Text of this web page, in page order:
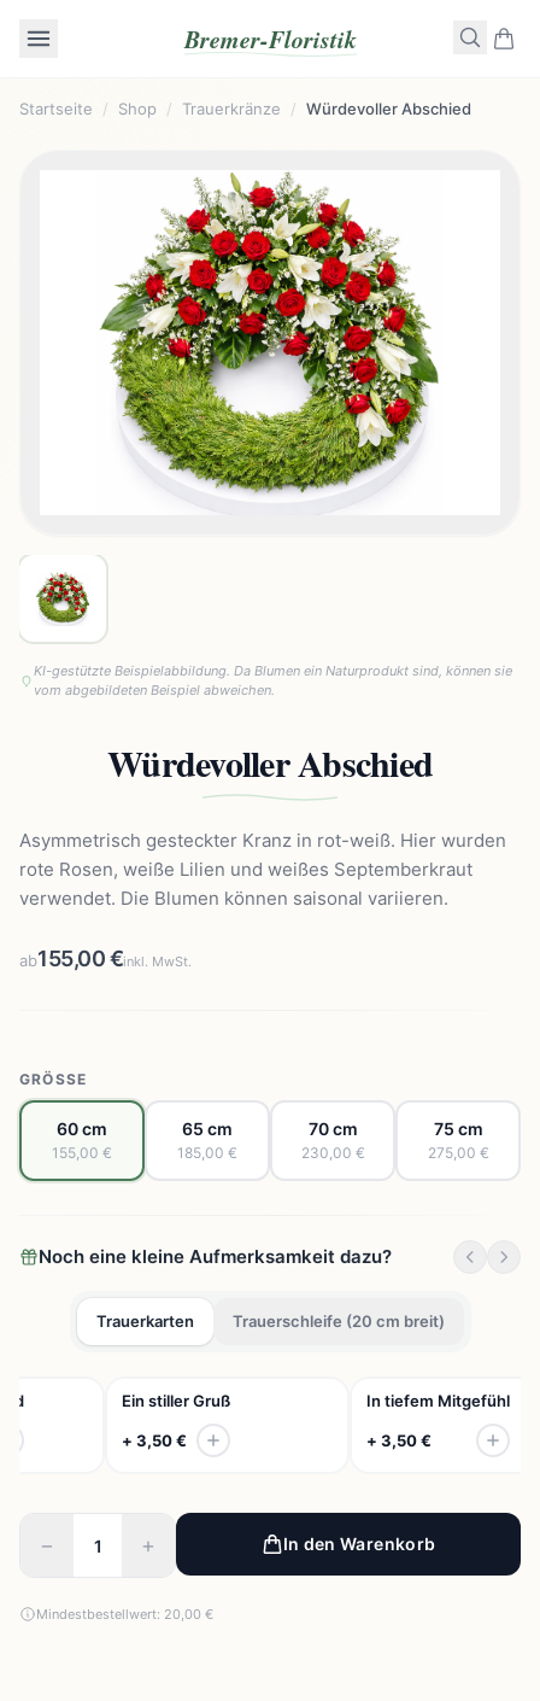
Bremer-Floristik
Startseite / Shop / Trauerkränze / Würdevoller Abschied
KI-gestützte Beispielabbildung. Da Blumen ein Naturprodukt sind, können sie
vom abgebildeten Beispiel abweichen.
Würdevoller Abschied
Asymmetrisch gesteckter Kranz in rot-weiß. Hier wurden
rote Rosen, weiße Lilien und weißes Septemberkraut
verwendet. Die Blumen können saisonal variieren.
ab155,00 €inkl. MwSt.
GRÖSSE
60 cm
155,00 €
65 cm
185,00 €
70 cm
230,00 €
75 cm
275,00 €
Noch eine kleine Aufmerksamkeit dazu?
Trauerkarten Trauerschleife (20 cm breit)
Ein stiller Gruß
+ 3,50 €
In tiefem Mitgefühl
+ 3,50 €
− + In den Warenkorb
Mindestbestellwert: 20,00 €